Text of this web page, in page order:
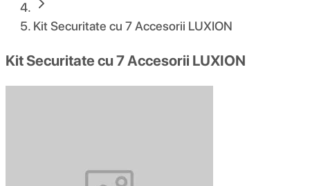
Kit Securitate cu 7 Accesorii LUXION
Kit Securitate cu 7 Accesorii LUXION